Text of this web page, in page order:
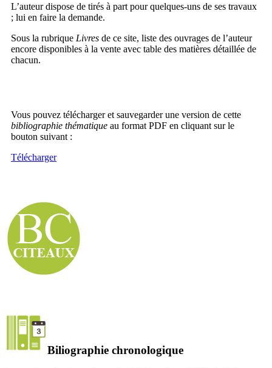
L’auteur dispose de tirés à part pour quelques-uns de ses travaux
; lui en faire la demande.
Sous la rubrique Livres de ce site, liste des ouvrages de l’auteur
encore disponibles à la vente avec table des matières détaillée de
chacun.
Vous pouvez télécharger et sauvegarder une version de cette
bibliographie thématique au format PDF en cliquant sur le
bouton suivant :
Télécharger
Biliographie chronologique